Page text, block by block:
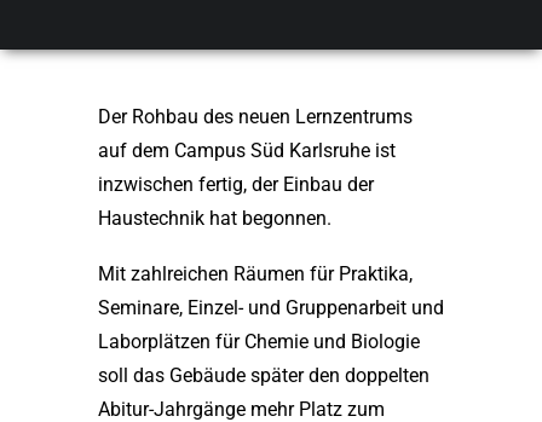
Der Rohbau des neuen Lernzentrums
auf dem Campus Süd Karlsruhe ist
inzwischen fertig, der Einbau der
Haustechnik hat begonnen.
Mit zahlreichen Räumen für Praktika,
Seminare, Einzel- und Gruppenarbeit und
Laborplätzen für Chemie und Biologie
soll das Gebäude später den doppelten
Abitur-Jahrgänge mehr Platz zum